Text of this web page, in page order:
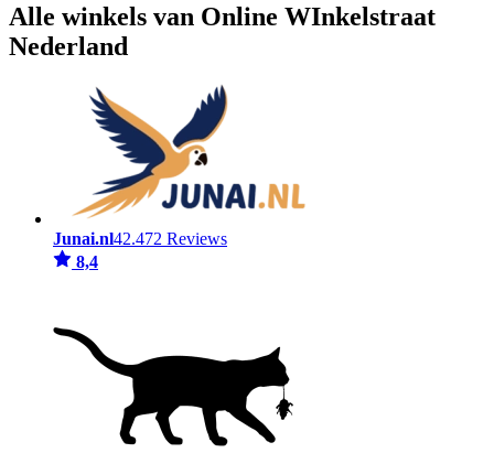
Alle winkels van Online WInkelstraat
Nederland
Junai.nl42.472 Reviews
8,4